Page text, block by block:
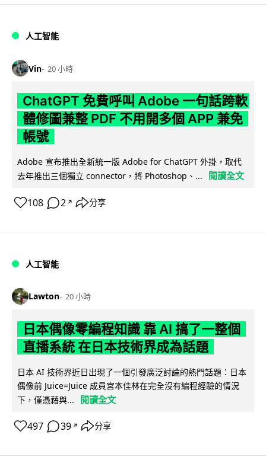
人工智能
Vin 20 小時
ChatGPT 免費呼叫 Adobe 一句話跨軟
體修圖兼整 PDF 不用開多個 APP 兼免
帳號
Adobe 宣布推出全新統一版 Adobe for ChatGPT 外掛，取代
去年推出三個獨立 connector，將 Photoshop、...
閱讀全文
108 2 ↗ 分享
人工智能
Lawton 20 小時
日本偶像零編程知識 靠 AI 搞了一整個
直播系統 在日本技術界成為話題
日本 AI 技術界近日出現了一個引發廣泛討論的熱門話題：日本
偶像前 Juice=Juice 成員宮本佳林在完全沒有編程經驗的情況
下，僅憑藉與...
閱讀全文
497 39 ↗ 分享